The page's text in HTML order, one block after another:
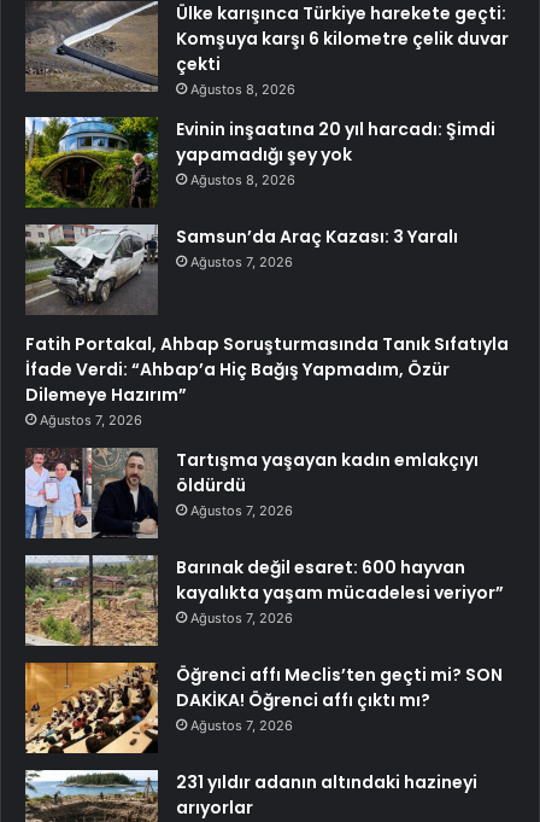
Ülke karışınca Türkiye harekete geçti:
Komşuya karşı 6 kilometre çelik duvar
çekti
Ağustos 8, 2026
Evinin inşaatına 20 yıl harcadı: Şimdi
yapamadığı şey yok
Ağustos 8, 2026
Samsun’da Araç Kazası: 3 Yaralı
Ağustos 7, 2026
Fatih Portakal, Ahbap Soruşturmasında Tanık Sıfatıyla
İfade Verdi: “Ahbap’a Hiç Bağış Yapmadım, Özür
Dilemeye Hazırım”
Ağustos 7, 2026
Tartışma yaşayan kadın emlakçıyı
öldürdü
Ağustos 7, 2026
Barınak değil esaret: 600 hayvan
kayalıkta yaşam mücadelesi veriyor”
Ağustos 7, 2026
Öğrenci affı Meclis’ten geçti mi? SON
DAKİKA! Öğrenci affı çıktı mı?
Ağustos 7, 2026
231 yıldır adanın altındaki hazineyi
arıyorlar